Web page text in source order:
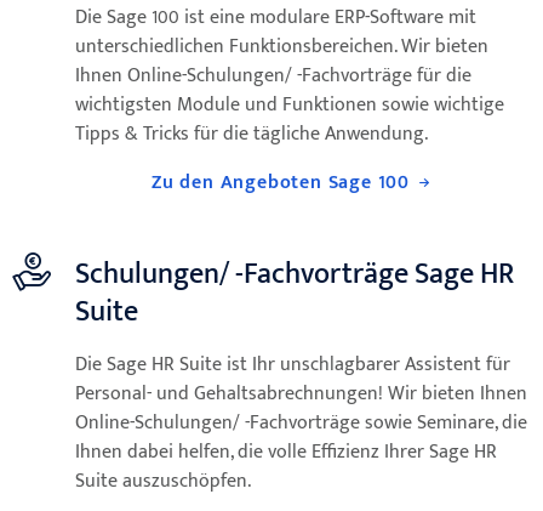
Die Sage 100 ist eine modulare ERP-Software mit
unterschiedlichen Funktionsbereichen. Wir bieten
Ihnen Online-Schulungen/ -Fachvorträge für die
wichtigsten Module und Funktionen sowie wichtige
Tipps & Tricks für die tägliche Anwendung.
Zu den Angeboten Sage 100
Schulungen/ -Fachvorträge Sage HR
Suite
Die Sage HR Suite ist Ihr unschlagbarer Assistent für
Personal- und Gehaltsabrechnungen! Wir bieten Ihnen
Online-Schulungen/ -Fachvorträge sowie Seminare, die
Ihnen dabei helfen, die volle Effizienz Ihrer Sage HR
Suite auszuschöpfen.